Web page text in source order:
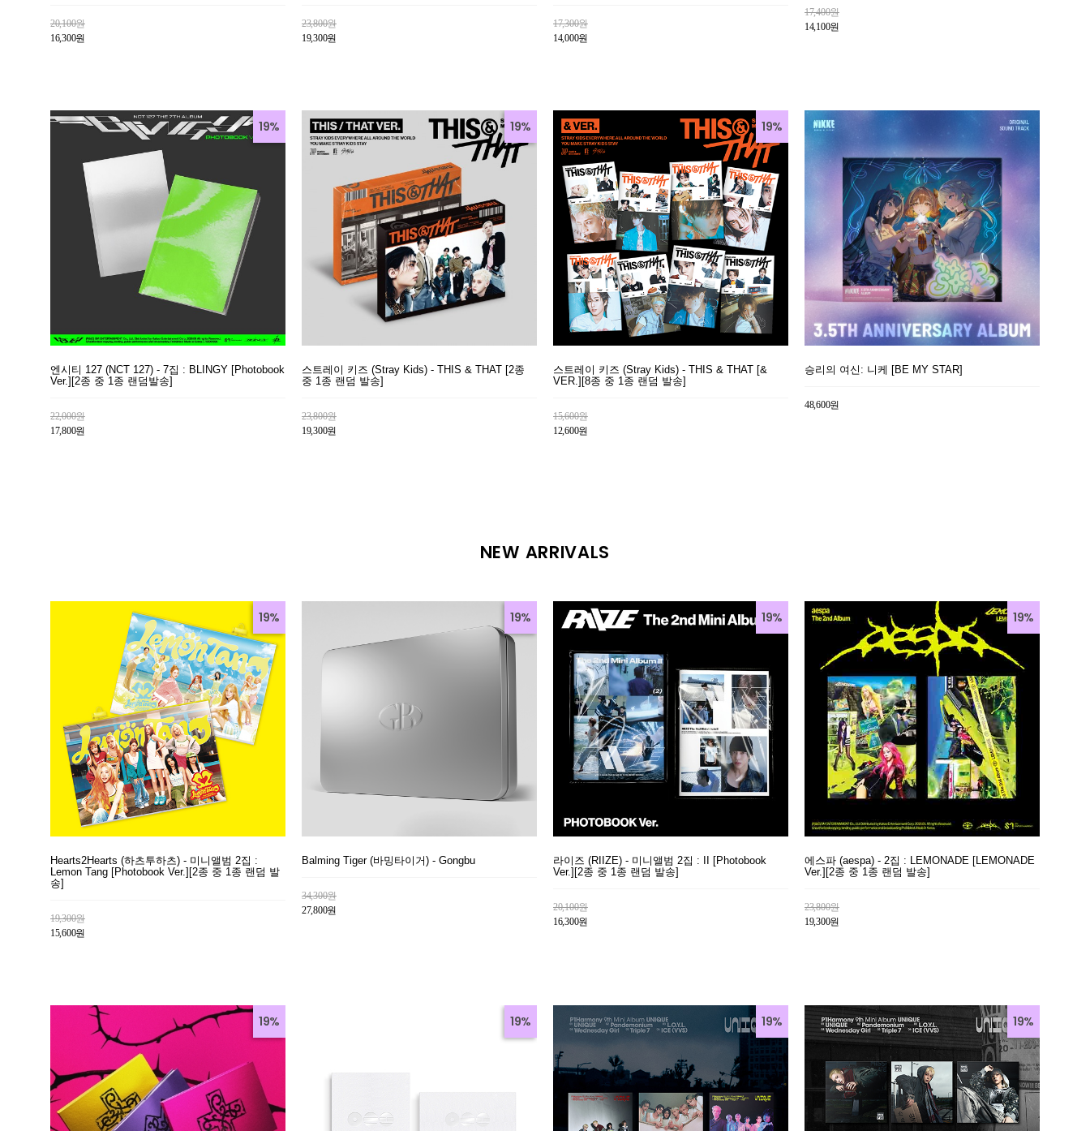
20,100원
16,300원
23,800원
19,300원
17,300원
14,000원
17,400원
14,100원
19%
엔시티 127 (NCT 127) - 7집 : BLINGY [Photobook
Ver.][2종 중 1종 랜덤발송]
22,000원
17,800원
19%
스트레이 키즈 (Stray Kids) - THIS & THAT [2종
중 1종 랜덤 발송]
23,800원
19,300원
19%
스트레이 키즈 (Stray Kids) - THIS & THAT [&
VER.][8종 중 1종 랜덤 발송]
15,600원
12,600원
승리의 여신: 니케 [BE MY STAR]
48,600원
NEW ARRIVALS
19%
Hearts2Hearts (하츠투하츠) - 미니앨범 2집 :
Lemon Tang [Photobook Ver.][2종 중 1종 랜덤 발
송]
19,300원
15,600원
19%
Balming Tiger (바밍타이거) - Gongbu
34,300원
27,800원
19%
라이즈 (RIIZE) - 미니앨범 2집 : II [Photobook
Ver.][2종 중 1종 랜덤 발송]
20,100원
16,300원
19%
에스파 (aespa) - 2집 : LEMONADE [LEMONADE
Ver.][2종 중 1종 랜덤 발송]
23,800원
19,300원
19% 19% 19% 19%